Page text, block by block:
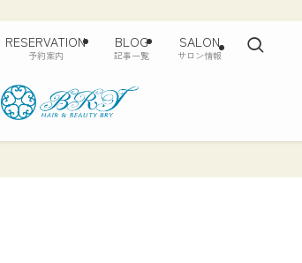
RESERVATION
予約案内
BLOG
記事一覧
SALON
サロン情報